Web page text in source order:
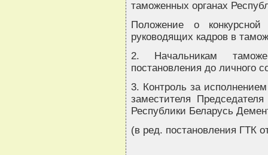
таможенных органах
Положение о
руководящих кадров в
2. Начальникам
постановления до личного
3. Контроль за
заместителя Председателя
Республики Беларусь
(в ред. постановления ГТК